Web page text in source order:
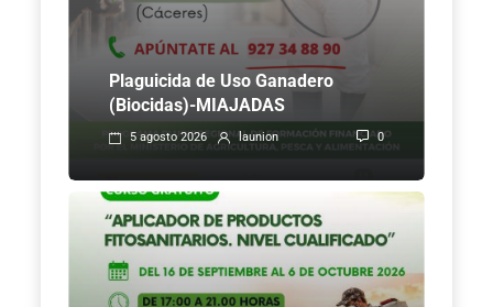
Plaguicida de Uso Ganadero
(Biocidas)-MIAJADAS
5 agosto 2026 launion 0